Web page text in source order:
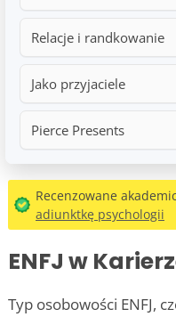
Relacje i randkowanie
Jako przyjaciele
Pierce Presents
Recenzowane
adiunktkę psychologii
ENFJ w
Typ osobowości ENFJ,